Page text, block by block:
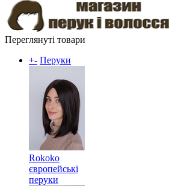
Переглянуті товари
+- Перуки
Rokoko
європейські
перуки